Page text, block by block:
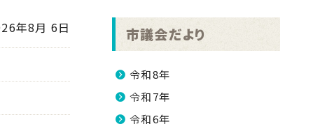
年8月 6日 市議会だより
令和8年
令和7年
令和6年